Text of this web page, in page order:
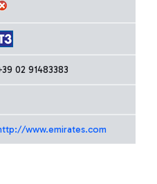
02 91483383
www.emirates.com